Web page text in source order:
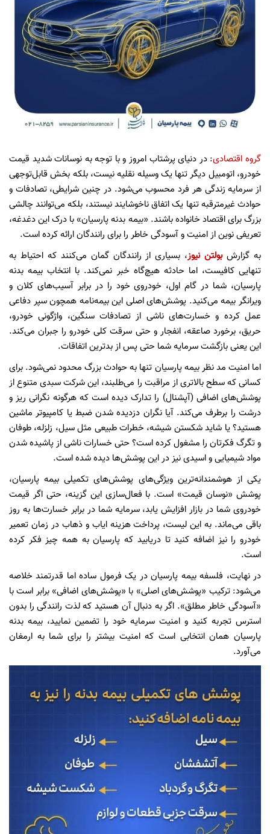
گروه اقتصادی: در دنیای پرشتاب امروز و با توجه به نوسانات شدید قیمت
خودرو، اتومبیل دیگر تنها یک وسیله نقلیه نیست، بلکه بخش قابل‌توجهی
از سرمایه زندگی هر فرد محسوب می‌شود. در چنین شرایطی، تصادفات و
حوادث غیرمترقبه تنها یک اتفاق ناخوشایند نیستند، بلکه می‌توانند چالشی
بزرگ برای اقتصاد خانواده باشند. «بیمه بدنه پارسیان» با درک این دغدغه،
تعریفی نوین از امنیت و آسودگی خاطر را برای رانندگان ارائه کرده است.
به گزارشبولتن نیوز، بسیاری از رانندگان گمان می‌کنند که احتیاط به
تنهایی کافیست، اما حادثه هیچ‌گاه خبر نمی‌کند. با انتخاب بیمه بدنه
پارسیان، شما در گام اول، خودروی خود را در برابر آسیب‌های کلان و
ویرانگر بیمه می‌کنید. پوشش‌های اصلی این بیمه‌نامه همچون سپر دفاعی
عمل کرده و خسارت‌های ناشی از تصادفات سنگین، واژگونی خودرو،
حریق، برخورد صاعقه، انفجار و حتی سرقت کلی خودرو را جبران می‌کند.
این یعنی بازگشت سرمایه شما حتی پس از بدترین اتفاقات.
اما امنیت مد نظر بیمه پارسیان تنها به حوادث بزرگ محدود نمی‌شود. برای
کسانی که سطح بالاتری از مراقبت را می‌طلبند، این شرکت سبدی متنوع از
پوشش‌های اضافی (آپشنال) را تدارک دیده است که هرگونه نگرانی ریز و
درشت را برطرف می‌کند. آیا نگران دزدیده شدن ضبط یا کامپیوتر ماشین
هستید؟ یا شاید شکستن شیشه، خطرات طبیعی مثل سیل، زلزله، طوفان
و تگرگ فکرتان را مشغول کرده است؟ حتی خسارات ناشی از پاشیده شدن
مواد شیمیایی و اسیدی نیز در این پوشش‌ها دیده شده است.
یکی از هوشمندانه‌ترین ویژگی‌های پوشش‌های تکمیلی بیمه پارسیان،
پوشش «نوسان قیمت» است. با فعال‌سازی این گزینه، حتی اگر قیمت
خودروی شما در بازار افزایش یابد، سرمایه شما در برابر خسارت‌ها به روز
باقی می‌ماند. به این لیست، پرداخت هزینه ایاب و ذهاب در زمان تعمیر
خودرو را نیز اضافه کنید تا دریابید که پارسیان به همه چیز فکر کرده
است.
در نهایت، فلسفه بیمه پارسیان در یک فرمول ساده اما قدرتمند خلاصه
می‌شود: ترکیب «پوشش‌های اصلی» با «پوشش‌های اضافی» برابر است با
«آسودگی خاطر مطلق». اگر به دنبال آن هستید که لذت رانندگی را بدون
استرس تجربه کنید و امنیت سرمایه خود را تضمین نمایید، بیمه بدنه
پارسیان همان انتخابی است که امنیت بیشتر را برای شما به ارمغان
می‌آورد.